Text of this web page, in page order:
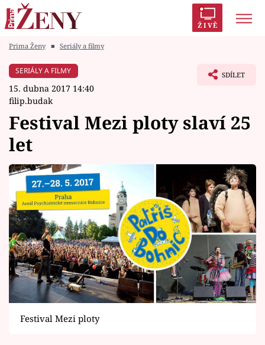
ŽIVĚ
Módní alarm
Témata
Celebrity
Vztahy
Seriály
Horoskopy
Sledujte prima+
Filmový festival Karlovy Vary
Prima Ženy ■ Seriály a filmy
SERIÁLY A FILMY
15. dubna 2017 14:40
filip.budak
SDÍLET
Festival Mezi ploty slaví 25
let
Festival Mezi ploty